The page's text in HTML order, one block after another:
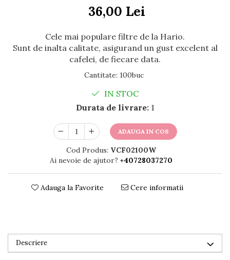
36,00 Lei
Cele mai populare filtre de la Hario.
Sunt de inalta calitate, asigurand un gust excelent al
cafelei, de fiecare data.
Cantitate: 100buc
IN STOC
Durata de livrare:1
ADAUGA IN COS
Cod Produs: VCF02100W
Ai nevoie de ajutor? +40728037270
Adauga la Favorite Cere informatii
Descriere